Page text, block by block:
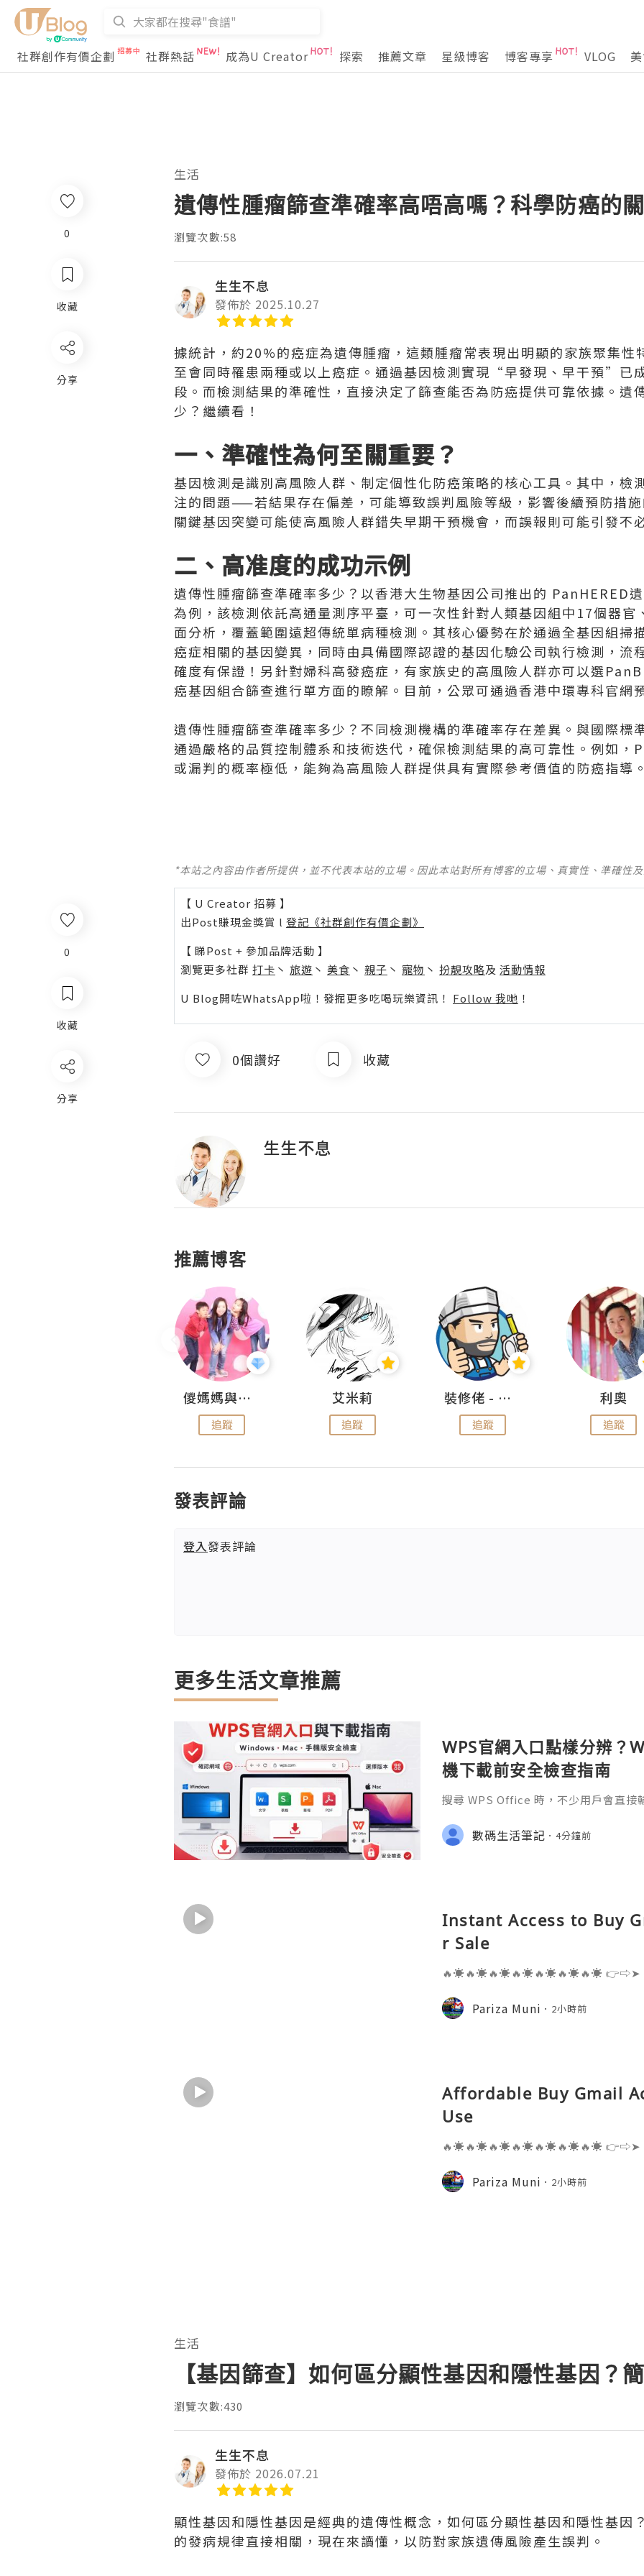
社群創作有價企劃 社群熱話 成為U Creator 探索 推薦文章 星級博客 博客專享 VLOG
0
收藏
分享
生活
遺傳性腫瘤篩查準確率高唔高嗎？科學防癌的
瀏覽次數:58
生生不息
發佈於 2025.10.27
據統計，約20%的癌症為遺傳腫瘤，這類腫瘤常表現出明顯的家族聚集性
至會同時罹患兩種或以上癌症。通過基因檢測實現“早發現、早干預”已
段。而檢測結果的準確性，直接決定了篩查能否為防癌提供可靠依據。遺
少？繼續看！
一、準確性為何至關重要？
基因檢測是識別高風險人群、制定個性化防癌策略的核心工具。其中，檢
注的問題——若結果存在偏差，可能導致誤判風險等級，影響後續預防措
關鍵基因突變可能使高風險人群錯失早期干預機會，而誤報則可能引發不
二、高准度的成功示例
遺傳性腫瘤篩查準確率多少？以香港大生物基因公司推出的 PanHERED
為例，該檢測依託高通量測序平臺，可一次性針對人類基因組中17個器
面分析，覆蓋範圍遠超傳統單病種檢測。其核心優勢在於通過全基因組掃
癌症相關的基因變異，同時由具備國際認證的基因化驗公司執行檢測，流
確度有保證！另針對婦科高發癌症，有家族史的高風險人群亦可以選
癌基因組合篩查進行單方面的瞭解。目前，公眾可通過香港中環專科官網
遺傳性腫瘤篩查準確率多少？不同檢測機構的準確率存在差異。與國際標
通過嚴格的品質控制體系和技術迭代，確保檢測結果的高可靠性。例如，
或漏判的概率極低，能夠為高風險人群提供具有實際參考價值的防癌指導
*本站之內容由作者所提供，並不代表本站的立場。因此本站對所有博客的立場、真實性、準確性
【 U Creator 招募 】
出Post賺現金獎賞 l 登記《社群創作有價企劃》
【 睇Post + 參加品牌活動 】
瀏覽更多社群 打卡 丶 旅遊 丶 美食 丶 親子 丶 寵物 丶 扮靚攻略及 活動情報
U Blog開咗WhatsApp啦！發掘更多吃喝玩樂資訊！ Follow 我哋 ！
0個讚好 收藏
生生不息
推薦博客
儍媽媽與兩隻小魔怪之家
追蹤
艾米莉
追蹤
裝修佬 - 香港一站式網上裝修平台
追蹤
利奧
追蹤
發表評論
登入發表評論
更多生活文章推薦
WPS官網入口點樣分辨？
機下載前安全檢查指南
搜尋 WPS Office 時，不少用戶會直接
用程式商店、教學網站、在線文件服務
數碼生活筆記 4分鐘前
Instant Access to Buy
r Sale
🔥☀️🔥☀️🔥☀️🔥☀️🔥☀️🔥☀️🔥☀️ 👉⇨➤
ail.com 👉⇨➤ Visit To Website:
s one of the most widely used
Pariza Muni 2小時前
Affordable Buy Gmail
Use
🔥☀️🔥☀️🔥☀️🔥☀️🔥☀️🔥☀️🔥☀️ 👉⇨➤
ail.com 👉⇨➤ Visit To Website:
s one of the most widely used
Pariza Muni 2小時前
0
收藏
分享
生活
【基因篩查】如何區分顯性基因和隱性基因？
瀏覽次數:430
生生不息
發佈於 2026.07.21
顯性基因和隱性基因是經典的遺傳性概念，如何區分顯性基因和隱性基因
的發病規律直接相關，現在來讀懂，以防對家族遺傳風險產生誤判。